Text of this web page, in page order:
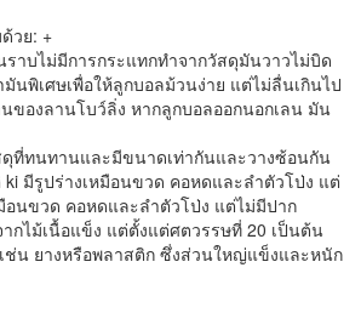
วย: +
ราบไม่มีการกระแทกทําจากวัสดุมันวาวไม่บิด
นพิเศษเพื่อให้ลูกบอลม้วนง่าย แต่ไม่ลื่นเกินไป
นของลานโบว์ลิ่ง หากลูกบอลออกนอกเลน มัน
ที่ทนทานและมีขนาดเท่ากันและวางซ้อนกัน
มีรูปร่างเหมือนขวด คอหดและลําตัวโป่ง แต่
อนขวด คอหดและลําตัวโป่ง แต่ไม่มีปาก
กไม้เนื้อแข็ง แต่ตั้งแต่ศตวรรษที่ 20 เป็นต้น
ช่น ยางหรือพลาสติก ซึ่งส่วนใหญ่แข็งและหนัก